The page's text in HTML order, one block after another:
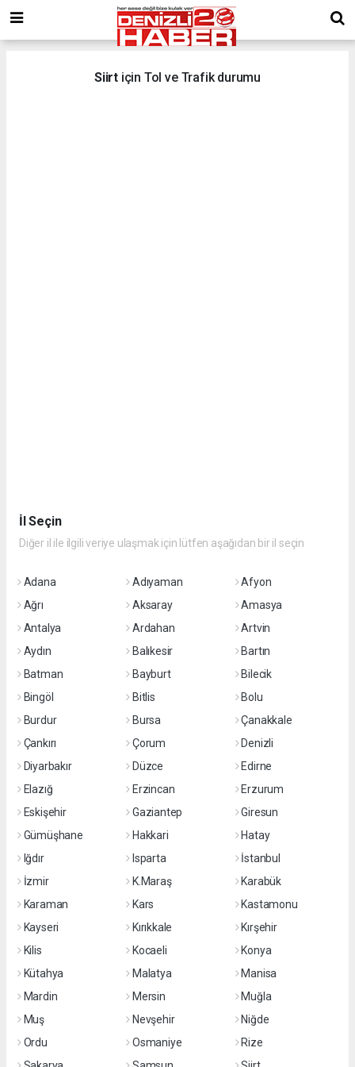
Siirt için Tol ve Trafik durumu
İl Seçin
Diğer il ile ilgili veriye ulaşmak için lütfen aşağıdan bir il seçin
Adana Adıyaman
Afyon
Ağrı
Aksaray
Amasya
Antalya
Ardahan
Artvin
Aydın
Balıkesir
Bartın
Batman
Bayburt
Bilecik
Bingöl
Bitlis
Bolu
Burdur
Bursa
Çanakkale
Çankırı
Çorum
Denizli
Diyarbakır
Düzce
Edirne
Elazığ
Erzincan
Erzurum
Eskişehir
Gaziantep
Giresun
Gümüşhane
Hakkari
Hatay
Iğdır
Isparta
İstanbul
İzmir
K.Maraş
Karabük
Karaman
Kars
Kastamonu
Kayseri
Kırıkkale
Kırşehir
Kilis
Kocaeli
Konya
Kütahya
Malatya
Manisa
Mardin
Mersin
Muğla
Muş
Nevşehir
Niğde
Ordu
Osmaniye
Rize